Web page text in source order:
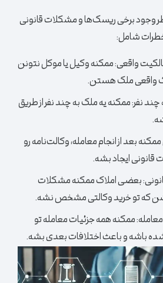
وجود برخی ریسک‌ها و مشکلات قانونی
شامل:
واقعی:ممکنه وکیل یا موکل نتونن
واقعی ملک هستن.
نفر:ممکنه یه ملک به چند نفر از طریق
بعد از انجام معامله، وکالت‌نامه رو
قانونی ایجاد بشه.
بعضی املاک ممکنه مشکلات
که تو خرید وکالتی مشخص نشه.
ممکنه همه جزئیات معامله تو
باشه و باعث اختلافات بعدی بشه.